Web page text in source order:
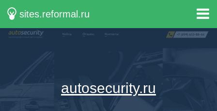
sites.reformal.ru
autosecurity.ru